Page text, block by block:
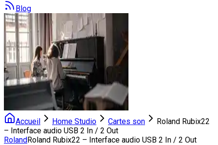
Blog
Accueil Home Studio Cartes son
Roland Rubix22
– Interface audio USB 2 In / 2 Out
RolandRoland Rubix22 – Interface audio USB 2 In / 2 Out